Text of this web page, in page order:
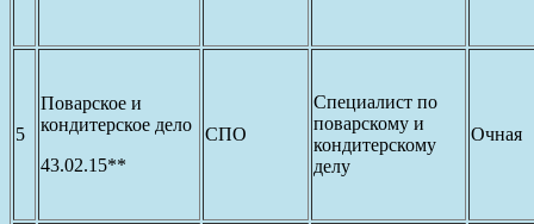
5
Поварское и
кондитерское дело
43.02.15**
СПО
Специалист по
поварскому и
кондитерскому
делу
Очная